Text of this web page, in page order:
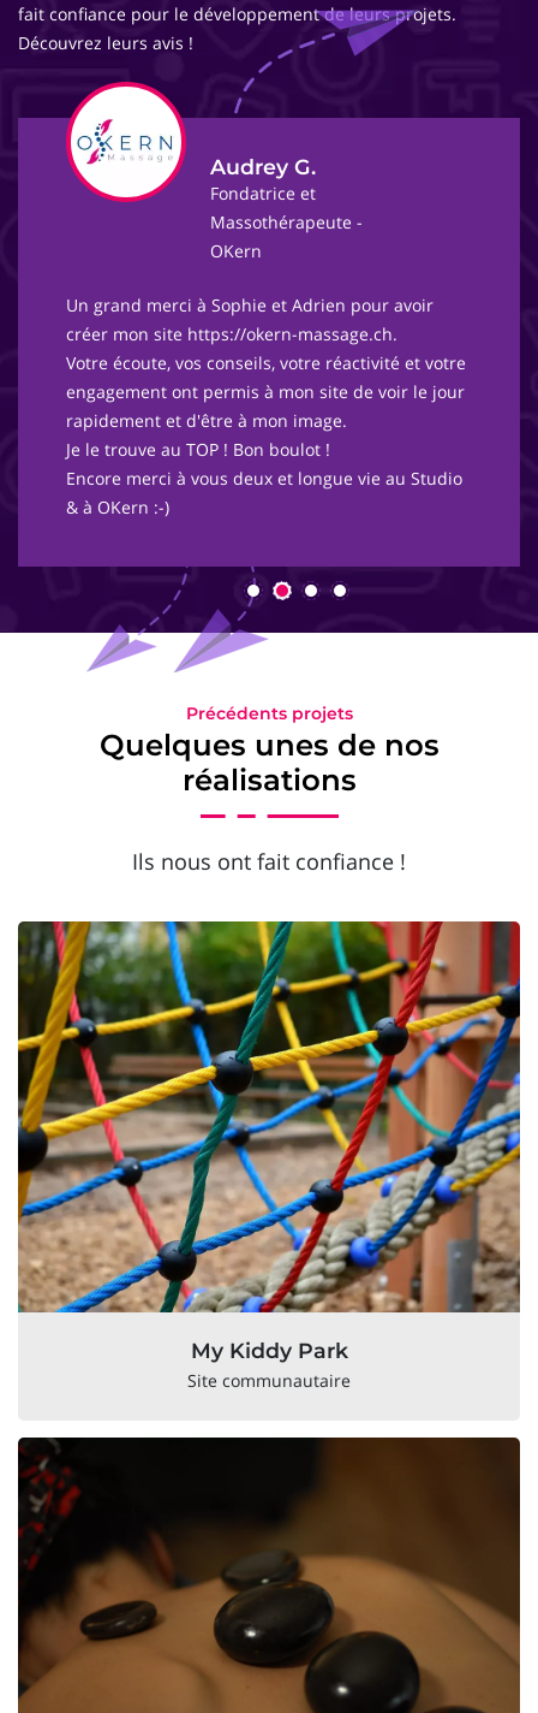
fait confiance pour le développement de leurs projets.
Découvrez leurs avis !
Audrey G.
Fondatrice et
Massothérapeute -
OKern
Un grand merci à Sophie et Adrien pour avoir
créer mon site https://okern-massage.ch.
Votre écoute, vos conseils, votre réactivité et votre
engagement ont permis à mon site de voir le jour
rapidement et d'être à mon image.
Je le trouve au TOP ! Bon boulot !
Encore merci à vous deux et longue vie au Studio
& à OKern :-)
Précédents projets
Quelques unes de nos
réalisations
Ils nous ont fait confiance !
My Kiddy Park
Site communautaire